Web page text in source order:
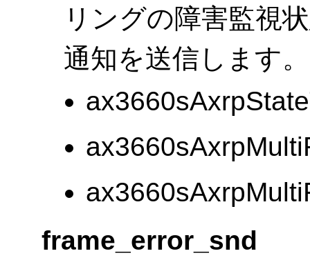
リングの障害監視
通知を送信します。
frame_error_snd